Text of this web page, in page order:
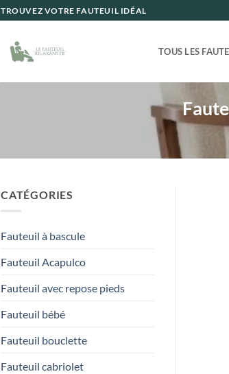
TROUVEZ VOTRE FAUTEUIL IDÉAL
TOUS LES
CATÉGORIES
Fauteuil à bascule
Fauteuil Acapulco
Fauteuil avec repose pieds
Fauteuil bébé
Fauteuil bouclette
Fauteuil cabriolet